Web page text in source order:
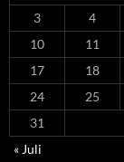
3
4
10
11
17
18
24
25
31
« Juli